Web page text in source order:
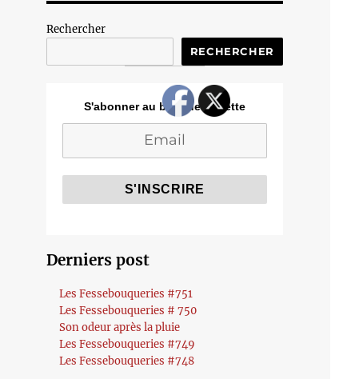
Rechercher
RECHERCHER
S'abonner au blog de Cozette
Derniers post
Les Fessebouqueries #751
Les Fessebouqueries # 750
Son odeur après la pluie
Les Fessebouqueries #749
Les Fessebouqueries #748